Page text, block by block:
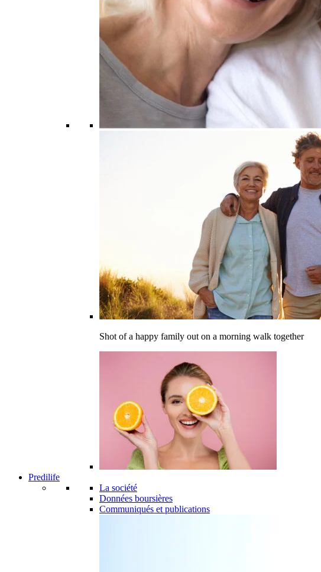
Shot of a happy family out on a morning walk together
Predilife
La société
Données boursières
Communiqués et publications